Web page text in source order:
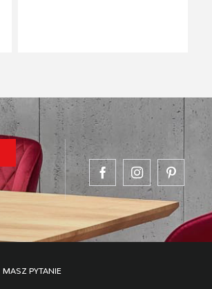
MASZ PYTANIE